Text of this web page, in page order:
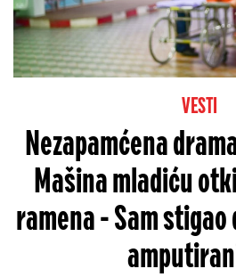
VESTI
Nezapamćena
Mašina mladiću
ramena - Sam